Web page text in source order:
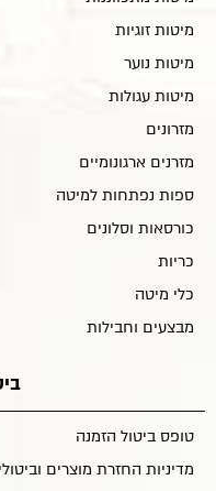
מיטות זוגיות
מיטות נוער
מיטות עגולות
מזרונים
מזרנים ארגונומיים
ספות נפתחות למיטה
כורסאות וסלונים
כריות
כלי מיטה
מבצעים וחבילות
טופס ביטול הזמנה
מדיניות החזרת מוצרים